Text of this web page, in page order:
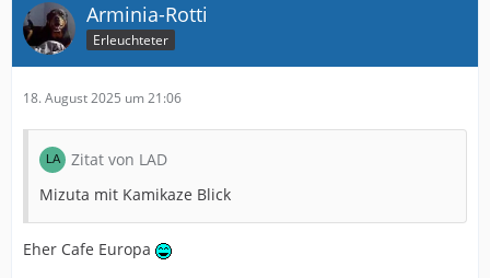
Arminia-Rotti
Erleuchteter
18. August 2025 um 21:06
Zitat von LAD
Mizuta mit Kamikaze Blick
Eher Cafe Europa